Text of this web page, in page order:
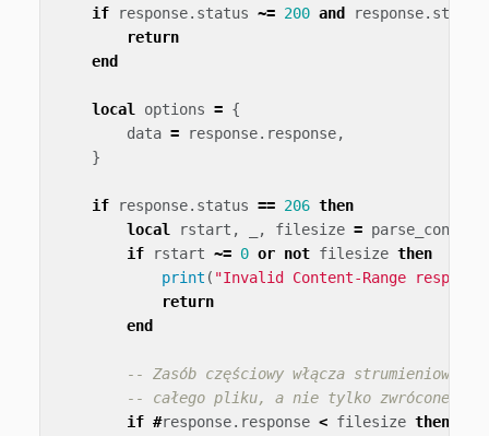
if
response. status ~= 200 and response. status
return
end
local options = {
data = response. response,
}
if response. status == 206 then
local
rstart , , filesize =
if
rstart ~= 0 or not filesize then
print ( "Invalid Content-Range
return
end
-- Zasób częściowy włącza
-- całego pliku, a nie tylko zwróconego
if #response. response < filesize then